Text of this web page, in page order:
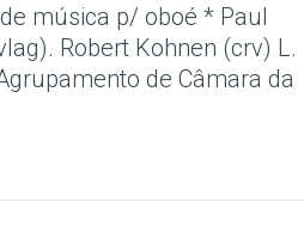
música p/ oboé * Paul
Robert Kohnen (crv) L.
de Câmara da